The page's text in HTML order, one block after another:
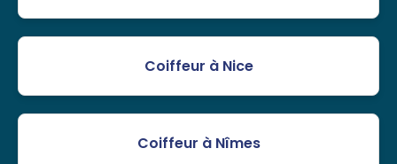
Coiffeur à Nice
Coiffeur à Nîmes